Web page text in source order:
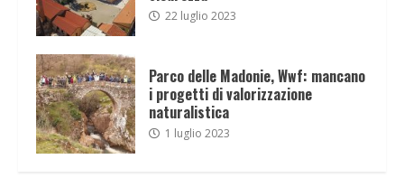
22 luglio 2023
Parco delle Madonie, Wwf: mancano
i progetti di valorizzazione
naturalistica
1 luglio 2023